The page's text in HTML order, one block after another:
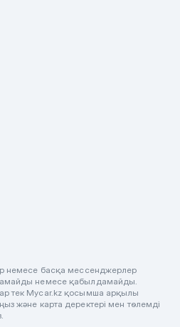
немесе басқа мессенджерлер
немесе қабылдамайды.
тек Mycar.kz қосымша арқылы
және карта деректері мен төлемді